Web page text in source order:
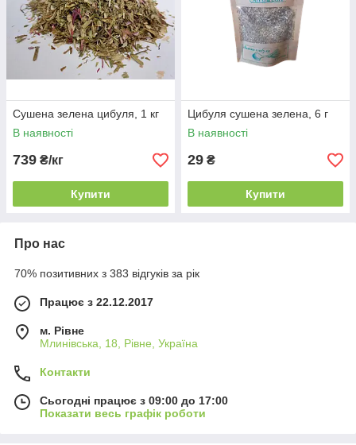
Сушена зелена цибуля, 1 кг
В наявності
739 ₴/кг
Купити
Цибуля сушена зелена, 6 г
В наявності
29 ₴
Купити
Про нас
70% позитивних з 383 відгуків за рік
Працює з 22.12.2017
м. Рівне
Млинівська, 18, Рівне, Україна
Контакти
Сьогодні працює з 09:00 до 17:00
Показати весь графік роботи